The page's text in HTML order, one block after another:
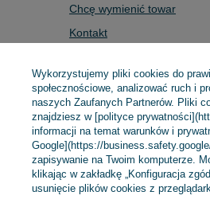
Chcę wymienić towar
Kontakt
+48 695 775 577
W sklepie prezentujemy ceny
Wykorzystujemy pliki cookies do
społecznościowe, analizować ruch i
naszych Zaufanych Partnerów. Pliki
znajdziesz w [polityce
informacji na temat warunków i
Google](https://
zapisywanie na Twoim komputerze.
klikając w zakładkę „Konfiguracja
usunięcie plików cookies z